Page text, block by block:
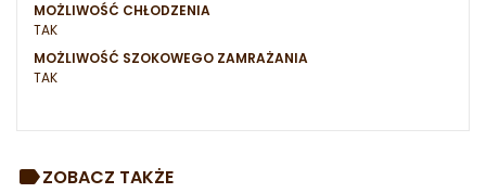
MOŻLIWOŚĆ CHŁODZENIA
TAK
MOŻLIWOŚĆ SZOKOWEGO ZAMRAŻANIA
TAK
ZOBACZ TAKŻE